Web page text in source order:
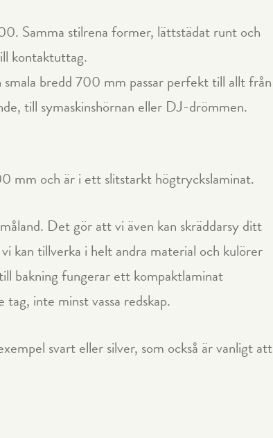
Samma stilrena former, lättstädat runt och
kontaktuttag.
bredd 700 mm passar perfekt till allt från
till symaskinshörnan eller DJ-drömmen.
mm och är i ett slitstarkt högtryckslaminat.
Det gör att vi även kan skräddarsy ditt
kan tillverka i helt andra material och kulörer
bakning fungerar ett kompaktlaminat
inte minst vassa redskap.
svart eller silver, som också är vanligt att